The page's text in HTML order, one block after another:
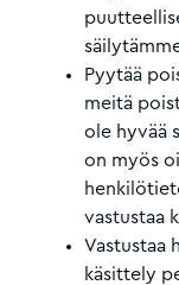
Pyytää
meitä
ole hyvää
on myös
vastustaa
Vastustaa
käsittely